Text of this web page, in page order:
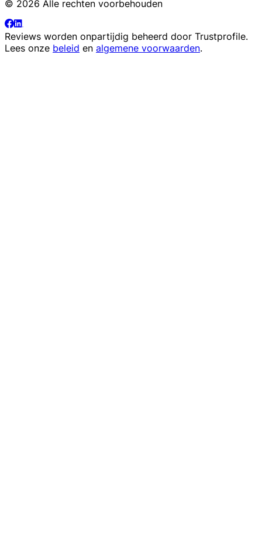
© 2026 Alle rechten voorbehouden
Reviews worden onpartijdig beheerd door Trustprofile.
Lees onze beleid en algemene voorwaarden.